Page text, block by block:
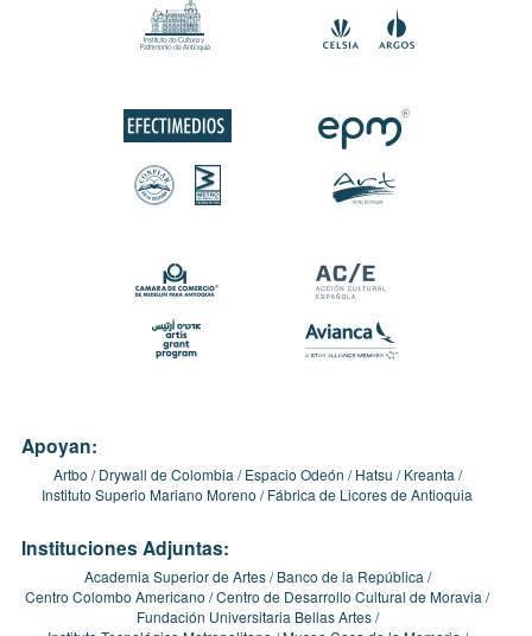
Apoyan:
Artbo Drywall de Colombia Espacio Odeón Hatsu
Kreanta
Instituto Superio Mariano Moreno
Fábrica de Licores de Antioquia
Instituciones Adjuntas:
Academia Superior de Artes
Banco de la República
Centro Colombo Americano Centro de Desarrollo Cultural de Moravia
Fundación Universitaria Bellas Artes